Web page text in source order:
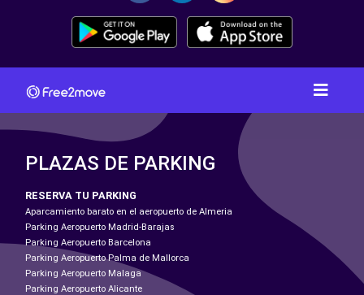
PLAZAS DE PARKING
RESERVA TU PARKING
Aparcamiento barato en el aeropuerto de Almeria
Parking Aeropuerto Madrid-Barajas
Parking Aeropuerto Barcelona
Parking Aeropuerto Palma de Mallorca
Parking Aeropuerto Malaga
Parking Aeropuerto Alicante